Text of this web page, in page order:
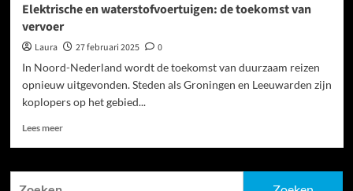
Elektrische en waterstofvoertuigen: de toekomst van
vervoer
Laura 27 februari 2025
0
In Noord-Nederland wordt de toekomst van duurzaam reizen
opnieuw uitgevonden. Steden als Groningen en Leeuwarden zijn
koplopers op het gebied...
Lees meerLees
Elektrische